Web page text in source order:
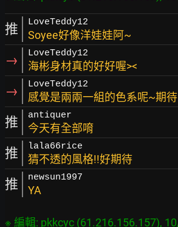
推 LoveTeddy12
Soyee好像洋娃娃阿~
→ LoveTeddy12
海彬身材真的好好喔><
→ LoveTeddy12
感覺是兩兩一組的色系呢~期待
推 antiquer
今天有全部唷
推 lala66rice
猜不透的風格!!好期待
推 newsun1997
YA